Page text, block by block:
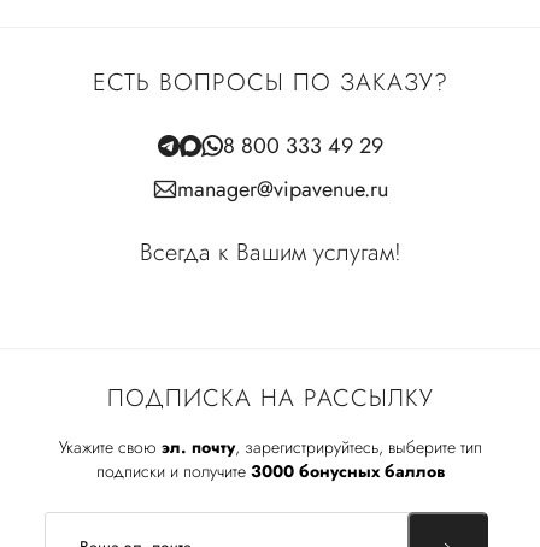
ПОДПИСКА НА РАССЫЛКУ
Укажите свою эл. почту, зарегистрируйтесь, выберите тип
подписки и получите 3000 бонусных баллов
ЕСТЬ ВОПРОСЫ ПО ЗАКАЗУ?
8 800 333 49 29
manager@vipavenue.ru
Всегда к Вашим услугам!